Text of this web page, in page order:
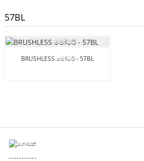
57BL
BRUSHLESS මෝටර් - 57BL